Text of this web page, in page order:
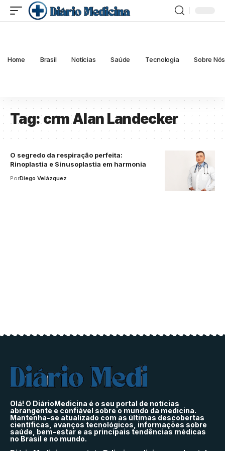
Home Brasil Notícias Saúde Tecnologia Sobre Nós
Tag:crm Alan Landecker
O segredo da respiração perfeita:
Rinoplastia e Sinusoplastia em harmonia
PorDiego Velázquez
Olá! O DiárioMedicina é o seu portal de notícias
abrangente e confiável sobre o mundo da medicina.
Mantenha-se atualizado com as últimas descobertas
científicas, avanços tecnológicos, informações sobre
saúde, bem-estar e as principais tendências médicas
no Brasil e no mundo.